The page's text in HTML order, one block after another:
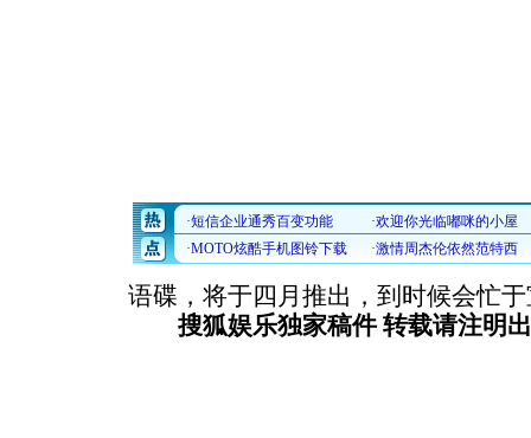
语碟，将于四月推出，到时候会忙
搜狐娱乐独家稿件 转载请注明